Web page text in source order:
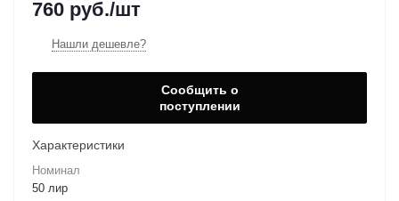
760 руб./шт
Нашли дешевле?
Сообщить о
поступлении
Характеристики
Номинал
50 лир